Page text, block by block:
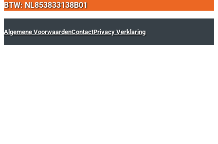
BTW: NL853833138B01
Algemene VoorwaardenContactPrivacy Verklaring